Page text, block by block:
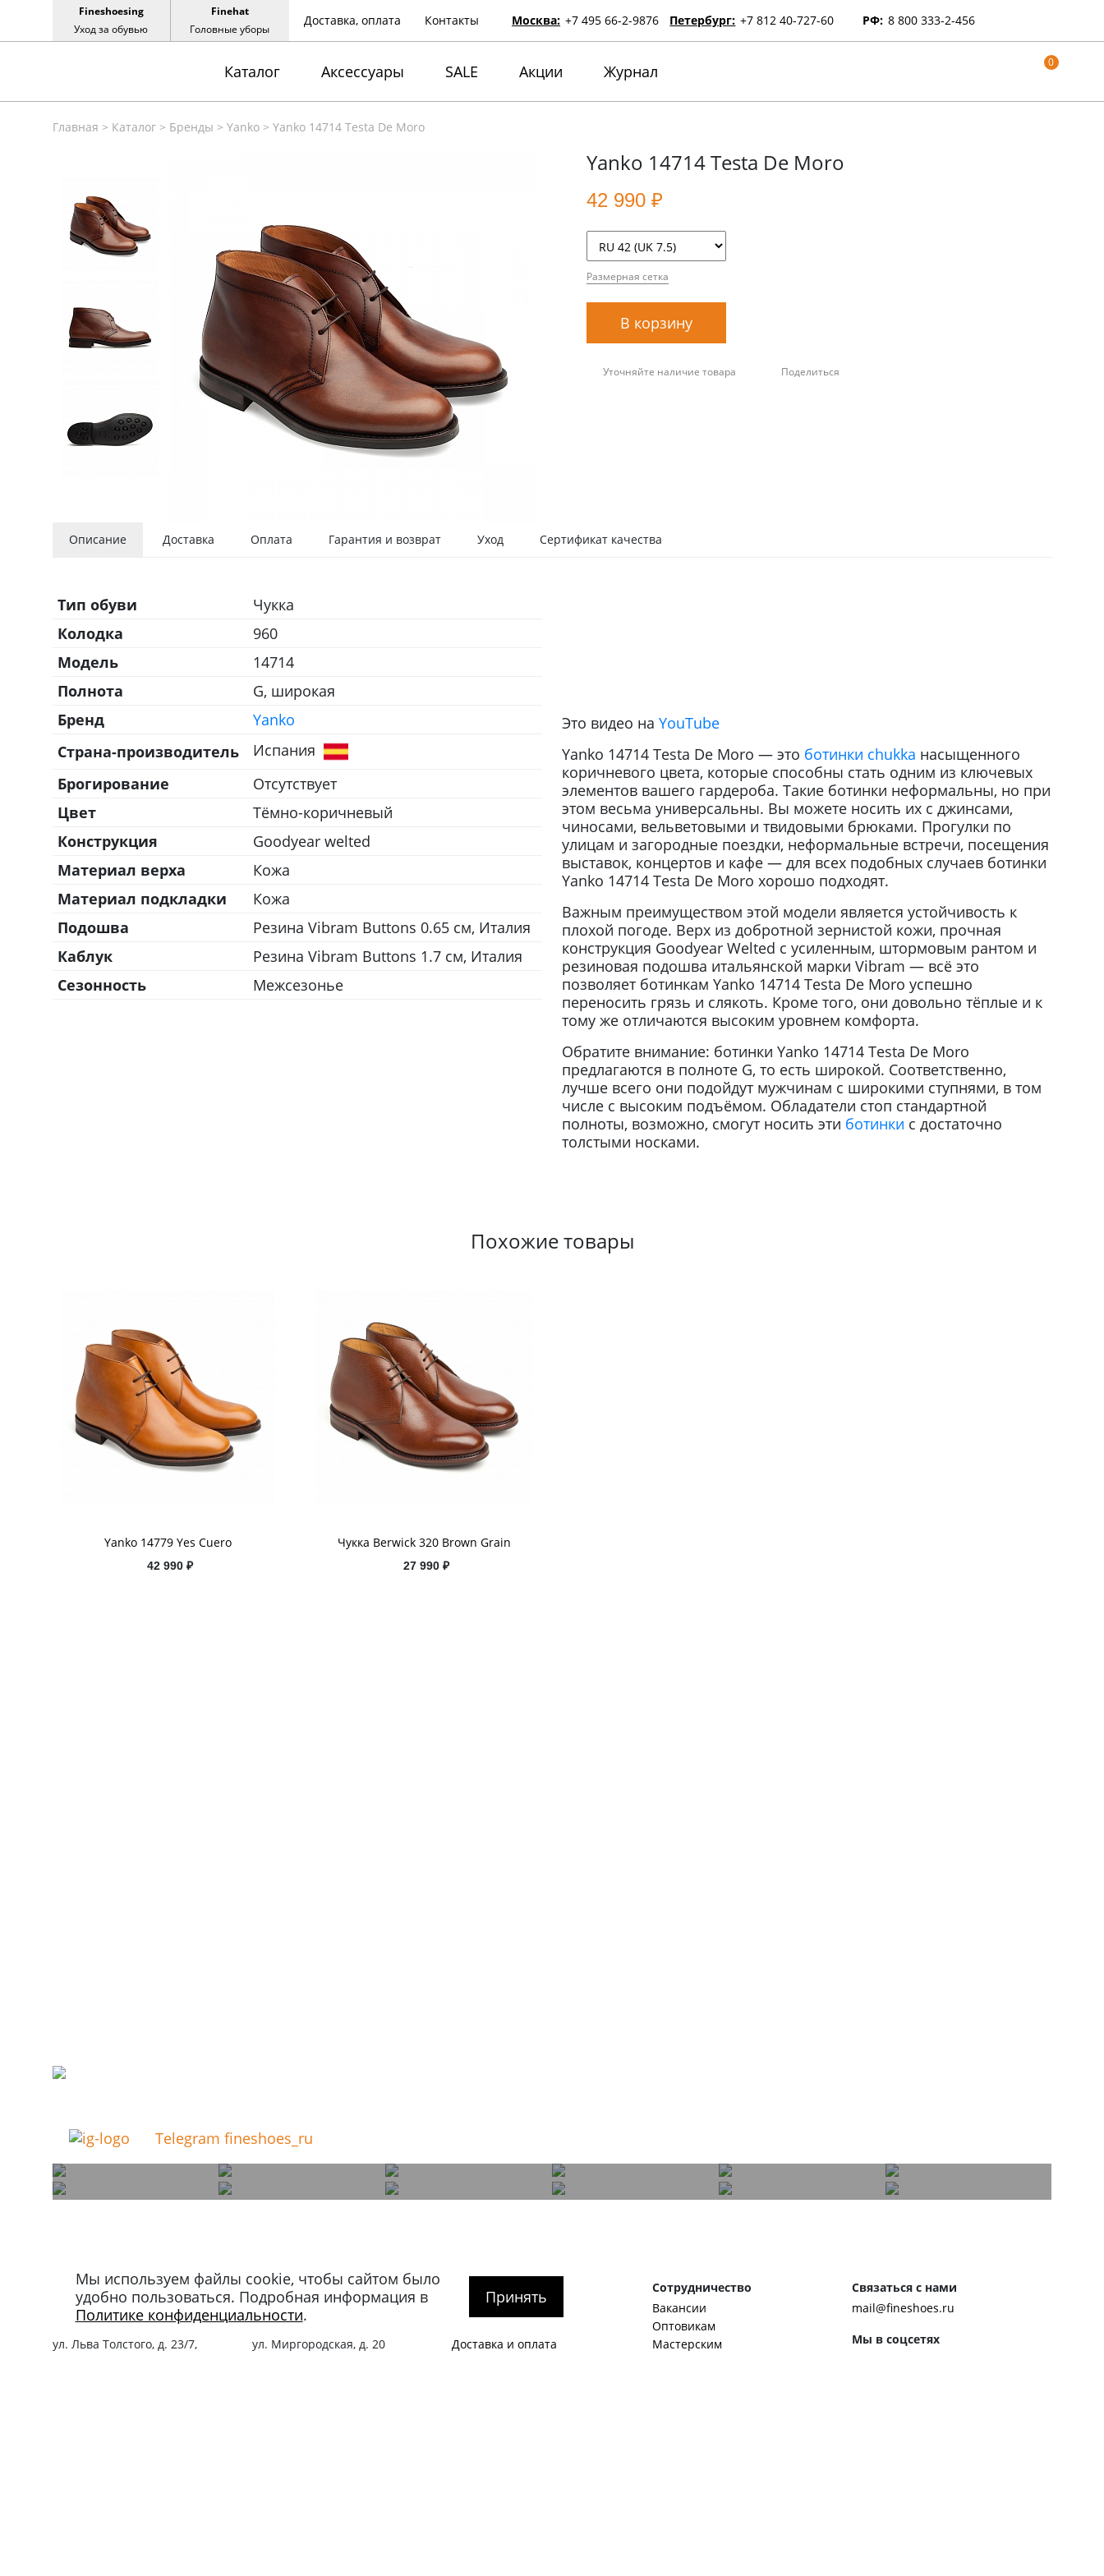
Fineshoesing
Уход за обувью
Finehat
Головные уборы
Доставка, оплата Контакты Москва: +7 495 66-2-9876 Петербург: +7 812 40-727-60 РФ: 8 800 333-2-456
Каталог Аксессуары SALE Акции Журнал 0
Главная > Каталог> Бренды > Yanko> Yanko 14714 Testa De Moro
Yanko 14714 Testa De Moro
42 990 ₽
Размерная сетка
В корзину
Уточняйте наличие товара Поделиться
Описание Доставка Оплата Гарантия и возврат Уход Сертификат качества
Тип обуви
Чукка
Колодка
960
Модель
14714
Полнота
G, широкая
Бренд
Yanko
Страна-производитель
Испания
Брогирование
Отсутствует
Цвет
Тёмно-коричневый
Конструкция
Goodyear welted
Материал верха
Кожа
Материал подкладки
Кожа
Подошва
Резина Vibram Buttons 0.65 см, Италия
Каблук
Резина Vibram Buttons 1.7 см, Италия
Сезонность
Межсезонье
Это видео наYouTube
Yanko 14714 Testa De Moro — это ботинки chukka насыщенного
коричневого цвета, которые способны стать одним из ключевых
элементов вашего гардероба. Такие ботинки неформальны, но при
этом весьма универсальны. Вы можете носить их с джинсами,
чиносами, вельветовыми и твидовыми брюками. Прогулки по
улицам и загородные поездки, неформальные встречи, посещения
выставок, концертов и кафе — для всех подобных случаев ботинки
Yanko 14714 Testa De Moro хорошо подходят.
Важным преимуществом этой модели является устойчивость к
плохой погоде. Верх из добротной зернистой кожи, прочная
конструкция Goodyear Welted с усиленным, штормовым рантом и
резиновая подошва итальянской марки Vibram — всё это
позволяет ботинкам Yanko 14714 Testa De Moro успешно
переносить грязь и слякоть. Кроме того, они довольно тёплые и к
тому же отличаются высоким уровнем комфорта.
Обратите внимание: ботинки Yanko 14714 Testa De Moro
предлагаются в полноте G, то есть широкой. Соответственно,
лучше всего они подойдут мужчинам с широкими ступнями, в том
числе с высоким подъёмом. Обладатели стоп стандартной
полноты, возможно, смогут носить эти ботинки с достаточно
толстыми носками.
Похожие товары
Yanko 14779 Yes Cuero
42 990 ₽
Чукка Berwick 320 Brown Grain
27 990 ₽
Telegram fineshoes_ru
Магазин в Москве
+7 495 66-2-9876
119021,г. Москва,
ул. Льва Толстого, д. 23/7,
Магазин в Петербурге
+7 812 40-727-60
191024,г. Санкт-Петербург
ул. Миргородская, д. 20
О компании
Доставка и оплата
Сотрудничество
Вакансии
Оптовикам
Мастерским
Связаться с нами
mail@fineshoes.ru
Мы в соцсетях
Мы используем файлы cookie, чтобы сайтом было
удобно пользоваться. Подробная информация в
Политике конфиденциальности.
Принять